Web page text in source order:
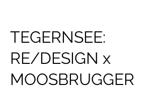
TEGERNSEE:
RE/DESIGN x
MOOSBRUGGER